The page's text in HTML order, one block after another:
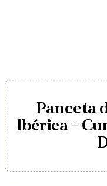
Panceta
Ibérica –